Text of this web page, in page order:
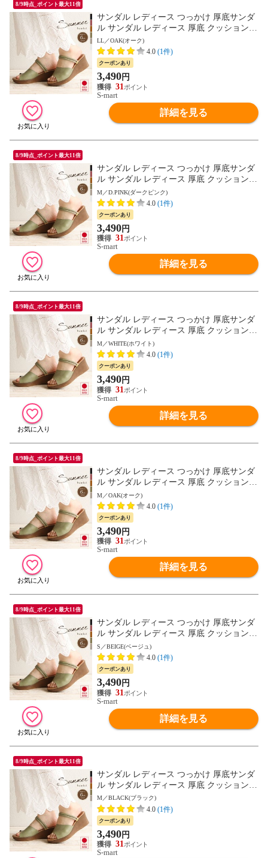
8/9時点_ポイント最大11倍
サンダル レディース つっかけ 厚底サンダ
ル サンダル レディース 厚底 クッション
ストラップサンダル 脱げにくい 2way ウェ
ッジソール ミュール オープントゥ 6cm ヒ
ール ウエッジソール 夏 日本製 黒 ブラッ
ク ベージュ グリーン ピンク 白 ホワイト 1
332 送料無料
LL／OAK(オーク)
4.0 (1件)
クーポンあり
3,490円
31
S-mart
詳細を見る
8/9時点_ポイント最大11倍
サンダル レディース つっかけ 厚底サンダ
ル サンダル レディース 厚底 クッション
ストラップサンダル 脱げにくい 2way ウェ
ッジソール ミュール オープントゥ 6cm ヒ
ール ウエッジソール 夏 日本製 黒 ブラッ
ク ベージュ グリーン ピンク 白 ホワイト 1
332 送料無料
M／D.PINK(ダークピンク)
4.0 (1件)
クーポンあり
3,490円
31
S-mart
詳細を見る
8/9時点_ポイント最大11倍
サンダル レディース つっかけ 厚底サンダ
ル サンダル レディース 厚底 クッション
ストラップサンダル 脱げにくい 2way ウェ
ッジソール ミュール オープントゥ 6cm ヒ
ール ウエッジソール 夏 日本製 黒 ブラッ
ク ベージュ グリーン ピンク 白 ホワイト 1
332 送料無料
M／WHITE(ホワイト)
4.0 (1件)
クーポンあり
3,490円
31
S-mart
詳細を見る
8/9時点_ポイント最大11倍
サンダル レディース つっかけ 厚底サンダ
ル サンダル レディース 厚底 クッション
ストラップサンダル 脱げにくい 2way ウェ
ッジソール ミュール オープントゥ 6cm ヒ
ール ウエッジソール 夏 日本製 黒 ブラッ
ク ベージュ グリーン ピンク 白 ホワイト 1
332 送料無料
M／OAK(オーク)
4.0 (1件)
クーポンあり
3,490円
31
S-mart
詳細を見る
8/9時点_ポイント最大11倍
サンダル レディース つっかけ 厚底サンダ
ル サンダル レディース 厚底 クッション
ストラップサンダル 脱げにくい 2way ウェ
ッジソール ミュール オープントゥ 6cm ヒ
ール ウエッジソール 夏 日本製 黒 ブラッ
ク ベージュ グリーン ピンク 白 ホワイト 1
332 送料無料
S／BEIGE(ベージュ)
4.0 (1件)
クーポンあり
3,490円
31
S-mart
詳細を見る
8/9時点_ポイント最大11倍
サンダル レディース つっかけ 厚底サンダ
ル サンダル レディース 厚底 クッション
ストラップサンダル 脱げにくい 2way ウェ
ッジソール ミュール オープントゥ 6cm ヒ
ール ウエッジソール 夏 日本製 黒 ブラッ
ク ベージュ グリーン ピンク 白 ホワイト 1
332 送料無料
M／BLACK(ブラック)
4.0 (1件)
クーポンあり
3,490円
31
S-mart